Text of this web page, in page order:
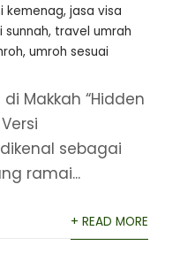
kemenag, jasa visa
sunnah, travel umrah
, umroh sesuai
Makkah “Hidden
sebagai
ramai...
+ READ MORE